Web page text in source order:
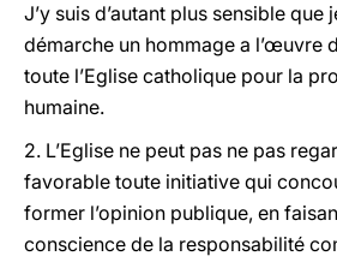
J’y suis d’autant plus sensible
démarche un hommage a l’œuvre
toute l’Eglise catholique pour la
humaine.
2. L’Eglise ne peut pas ne pas
favorable toute initiative qui
former l’opinion publique, en
conscience de la responsabilité